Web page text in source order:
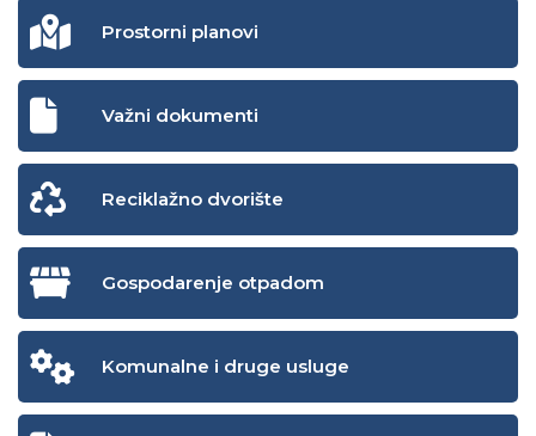
Prostorni planovi
Važni dokumenti
Reciklažno dvorište
Gospodarenje otpadom
Komunalne i druge usluge